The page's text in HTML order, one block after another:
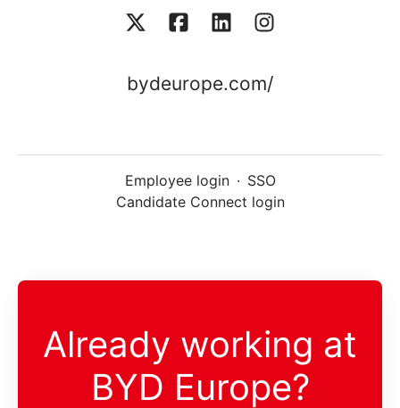
bydeurope.com/
Employee login · SSO
Candidate Connect login
Already working at
BYD Europe?